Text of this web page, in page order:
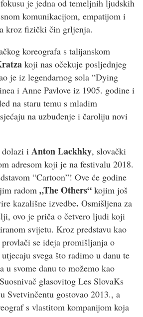
je jedna od temeljnih ljudskih
komunikacijom, empatijom i
kroz fizički čin grljenja.
koreografa s talijanskom
koji nas očekuje posljednjeg
je iz legendarnog sola “Dying
i Anne Pavlove iz 1905. godine i
na staru temu s mladim
na uzbuđenje i čaroliju novi
dolazi i Anton Lackhky, slovački
adresom koji je na festivalu 2018.
“Cartoon”! Ove će godine
radom „The Others“ kojim još
kazališne izvedbe. Osmišljena za
ovo je priča o četvero ljudi koji
svijetu. Kroz predstavu kao
se ideja promišljanja o
svega što radimo u danu te
u svome danu to možemo kao
glasovitog Les SlovaKs
Svetvinčentu gostovao 2013., a
s vlastitom kompanijom koja